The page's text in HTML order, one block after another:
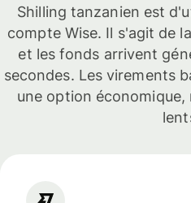
Shilling tanzanien est
compte Wise. Il s'agit de
et les fonds arrivent
secondes. Les virements
une option